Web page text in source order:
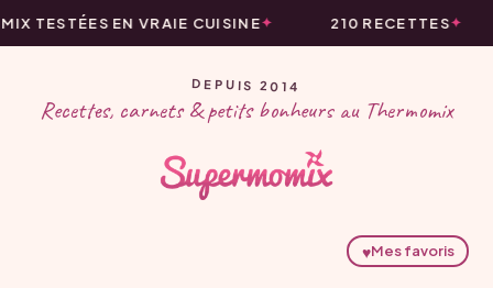
TESTÉES EN VRAIE CUISINE 210 RECETTES
DEPUIS 2014
Recettes, carnets & petits bonheurs au Thermomix
♥Mes favoris